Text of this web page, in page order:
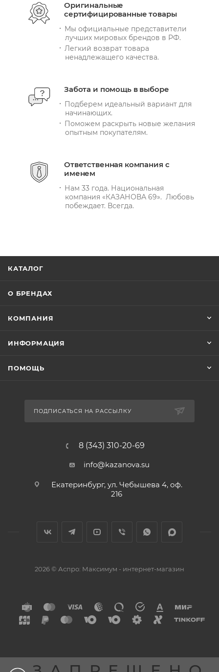
Оригинальные
сертифицированные товары
Мы официальные представители
лучших мировых брендов в РФ.
Легкий возврат товара
ненадлежащего качества.
Забота и помощь в выборе
Подберем идеальный вариант для
начинающих.
Поможем раскрыть новые желания
опытным покупателям.
Ответственная компания с
именем
Нам 33 года. Национальная
компания «КАЗАНОВА 69». Любовь
побеждает. Всегда.
КАТАЛОГ
О БРЕНДАХ
КОМПАНИЯ
ИНФОРМАЦИЯ
ПОМОЩЬ
ПОДПИСАТЬСЯ НА РАССЫЛКУ
8 (343) 310-20-69
info@kazanova.su
Екатеринбург, ул. Чебышева 4, оф.
216
2026 © Аспро: Максимум - интернет-магазин